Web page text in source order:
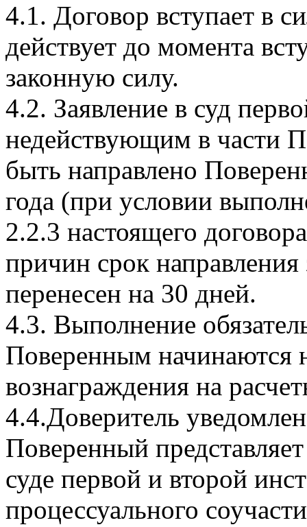
4.1. Договор вступает в
действует до момента
законную силу.
4.2. Заявление в суд
недействующим в части
быть направлено
года (при условии
2.2.3 настоящего
причин срок
перенесен на 30 дней.
4.3. Выполнение
Поверенным начинаются
вознаграждения на
4.4.Доверитель
Поверенный
суде первой и второй
процессуального